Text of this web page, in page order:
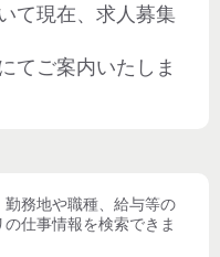
て現在、求人募集
てご案内いたしま
勤務地や職種、給与等の
仕事情報を検索できま